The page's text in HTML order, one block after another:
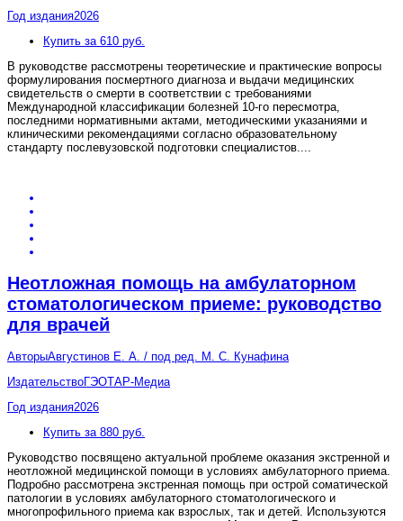
Год издания2026
Купить за 610 руб.
В руководстве рассмотрены теоретические и практические вопросы
формулирования посмертного диагноза и выдачи медицинских
свидетельств о смерти в соответствии с требованиями
Международной классификации болезней 10-го пересмотра,
последними нормативными актами, методическими указаниями и
клиническими рекомендациями согласно образовательному
стандарту послевузовской подготовки специалистов.
Неотложная помощь на амбулаторном
стоматологическом приеме: руководство
для врачей
АвторыАвгустинов Е. А. / под ред. М. С. Кунафина
ИздательствоГЭОТАР-Медиа
Год издания2026
Купить за 880 руб.
Руководство посвящено актуальной проблеме оказания экстренной и
неотложной медицинской помощи в условиях амбулаторного приема.
Подробно рассмотрена экстренная помощь при острой соматической
патологии в условиях амбулаторного стоматологического и
многопрофильного приема как взрослых, так и детей. Используются